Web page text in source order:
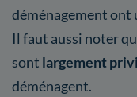
déménagement ont
Il faut aussi noter
sont largement
déménagent.